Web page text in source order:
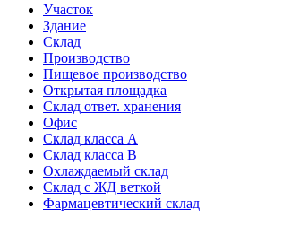
Участок
Здание
Склад
Производство
Пищевое производство
Открытая площадка
Склад ответ. хранения
Офис
Склад класса A
Склад класса B
Охлаждаемый склад
Склад с ЖД веткой
Фармацевтический склад